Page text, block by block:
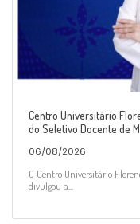
Centro Universitário
do Seletivo Docente de
06/08/2026
O Centro Universitário
divulgou a...